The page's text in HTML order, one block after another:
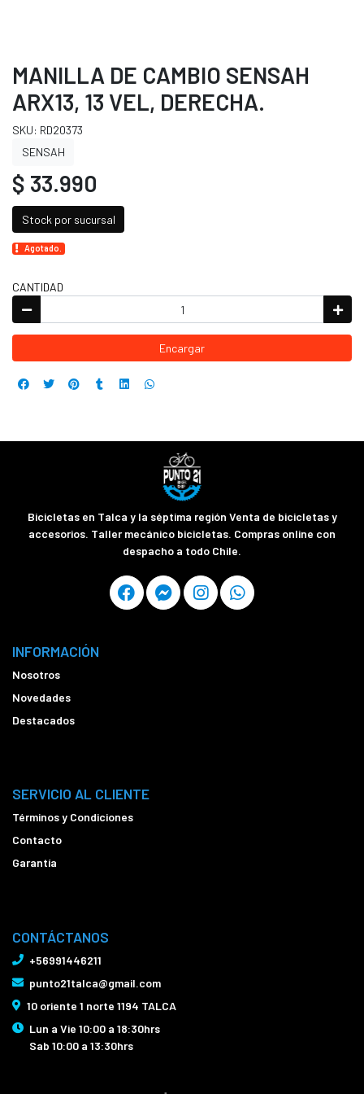
MANILLA DE CAMBIO SENSAH
ARX13, 13 VEL, DERECHA.
SKU: RD20373
SENSAH
$ 33.990
Stock por sucursal
Agotado.
CANTIDAD
Encargar
Bicicletas en Talca y la séptima región Venta de bicicletas y
accesorios. Taller mecánico bicicletas. Compras online con
despacho a todo Chile.
INFORMACIÓN
Nosotros
Novedades
Destacados
SERVICIO AL CLIENTE
Términos y Condiciones
Contacto
Garantía
CONTÁCTANOS
+56991446211
punto21talca@gmail.com
10 oriente 1 norte 1194 TALCA
Lun a Vie 10:00 a 18:30hrs
Sab 10:00 a 13:30hrs